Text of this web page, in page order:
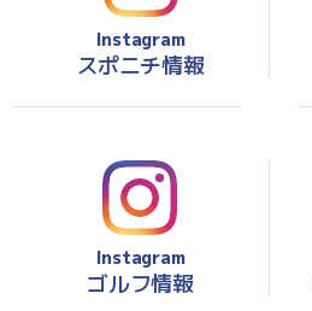
Instagram
スポニチ情報
Instagram
ゴルフ情報